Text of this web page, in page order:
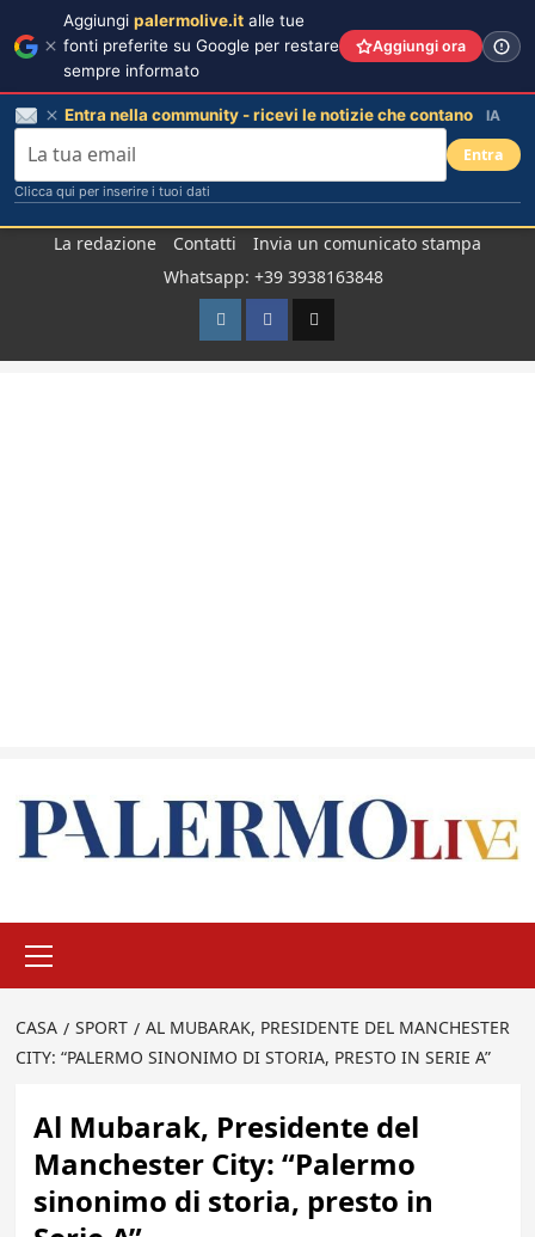
La redazione Contatti
Invia un comunicato stampa
Whatsapp: +39 3938163848
InstagramFacebook
TikTok
principale
CASA SPORT
AL MUBARAK, PRESIDENTE DEL MANCHESTER
CITY: “PALERMO SINONIMO DI STORIA, PRESTO IN SERIE A”
Al Mubarak, Presidente del
Manchester City: “Palermo
sinonimo di storia, presto in
Aggiungi palermolive.it alle tue
fonti preferite su Google per restare
sempre informato
Aggiungi ora
Entra nella community - ricevi le notizie che contano IA
Entra
Clicca qui per inserire i tuoi dati